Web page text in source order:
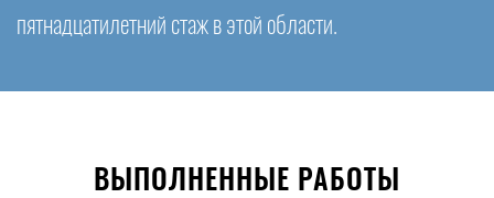
пятнадцатилетний стаж в этой области.
ВЫПОЛНЕННЫЕ РАБОТЫ